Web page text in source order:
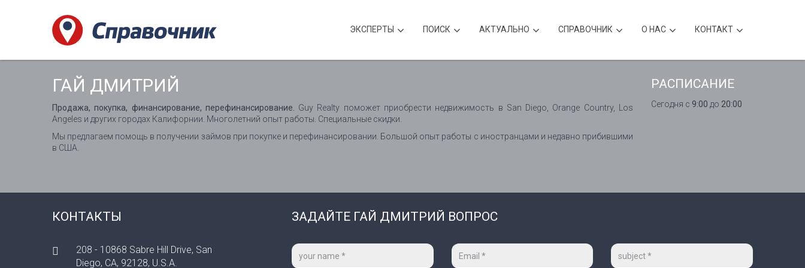
ЭКСПЕРТЫ ПОИСК АКТУАЛЬНО CПРАВОЧНИК О НАС КОНТАКТ
ГАЙ ДМИТРИЙ
Продажа, покупка, финансирование, перефинансирование.
Guy Realty поможет приобрести недвижимость в San Diego, Orange Country, Los
Angeles и других городах Калифорнии. Многолетний опыт работы. Специальные скидки.
Мы предлагаем помощь в получении займов при покупке и перефинансировании. Большой опыт работы с иностранцами и недавно прибившими
в США.
РАСПИСАНИЕ
Сегодня с 9:00 до 20:00
КОНТАКТЫ
208 - 10868 Sabre Hill Drive, San
Diego, CA, 92128, U.S.A.
ЗАДАЙТЕ ГАЙ ДМИТРИЙ ВОПРОС
Ваше
имя
Ваш
Тема